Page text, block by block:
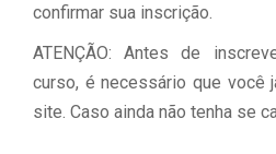
confirmar sua inscrição.
ATENÇÃO: Antes de
curso, é necessário que você
site. Caso ainda não tenha se